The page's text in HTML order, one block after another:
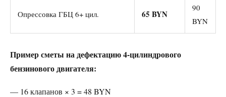
Опрессовка ГБЦ 6+ цил. 65 BYN
90
BYN
Пример сметы на дефектацию 4-цилиндрового
бензинового двигателя:
— 16 клапанов × 3 = 48 BYN